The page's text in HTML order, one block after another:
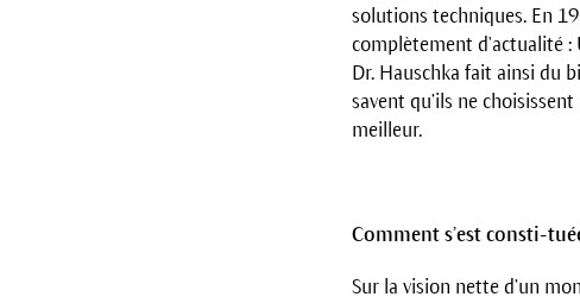
solutions techniques. En
complètement d'actualité :
Dr. Hauschka fait ainsi du
savent qu’ils ne
meilleur.
Comment s’est consti-
Sur la vision nette d’un